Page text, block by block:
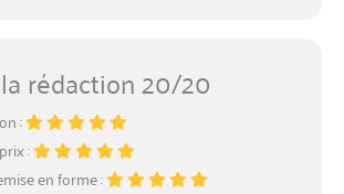
rédaction 20/20
:
:
en forme :